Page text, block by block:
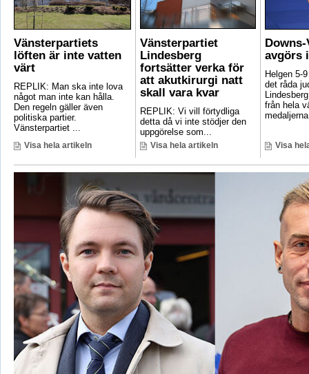
Vänsterpartiets
löften är inte vatten
värt
REPLIK: Man ska inte lova
något man inte kan hålla.
Den regeln gäller även
politiska partier.
Vänsterpartiet ...
Visa hela artikeln
Vänsterpartiet
Lindesberg
fortsätter verka för
att akutkirurgi natt
skall vara kvar
REPLIK: Vi vill förtydliga
detta då vi inte stödjer den
uppgörelse som...
Visa hela artikeln
avgörs
Helgen 5-
det råda
från hela
Visa